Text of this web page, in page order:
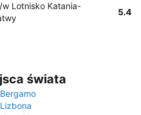
Lotnisko Katania-
5.4
świata
Bergamo
Lizbona